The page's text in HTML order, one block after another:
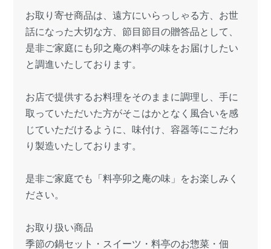
お取り寄せ商品は、遠方にいらっしゃる方、お世
話になった大切な方、節目節目の贈答品として、
是非ご家庭にも卯之庵の料亭の味をお届けしたい
と調進いたしております。
お店で提供するお料理をそのままに調理し、手に
取っていただいた方がそこはかとなく風合いを感
じていただけるように、味付け、容器等にこだわ
り製造いたしております。
是非ご家庭でも「料亭卯之庵の味」をお楽しみく
ださい。
お取り扱い商品
季節の鍋セット・スイーツ・料亭のお惣菜・佃